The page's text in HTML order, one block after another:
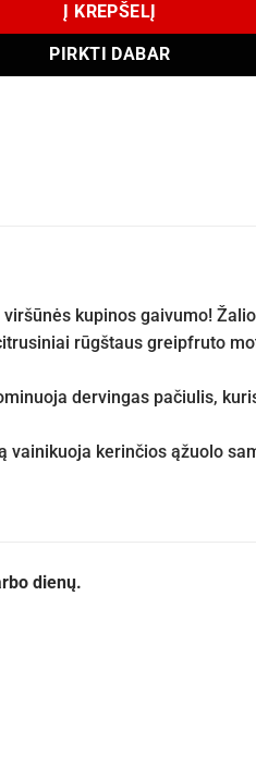
Į KREPŠELĮ
PIRKTI DABAR
kupinos gaivumo!
rūgštaus greipfruto
dervingas pačiulis,
vainikuoja kerinčios ąžuolo
dienų.